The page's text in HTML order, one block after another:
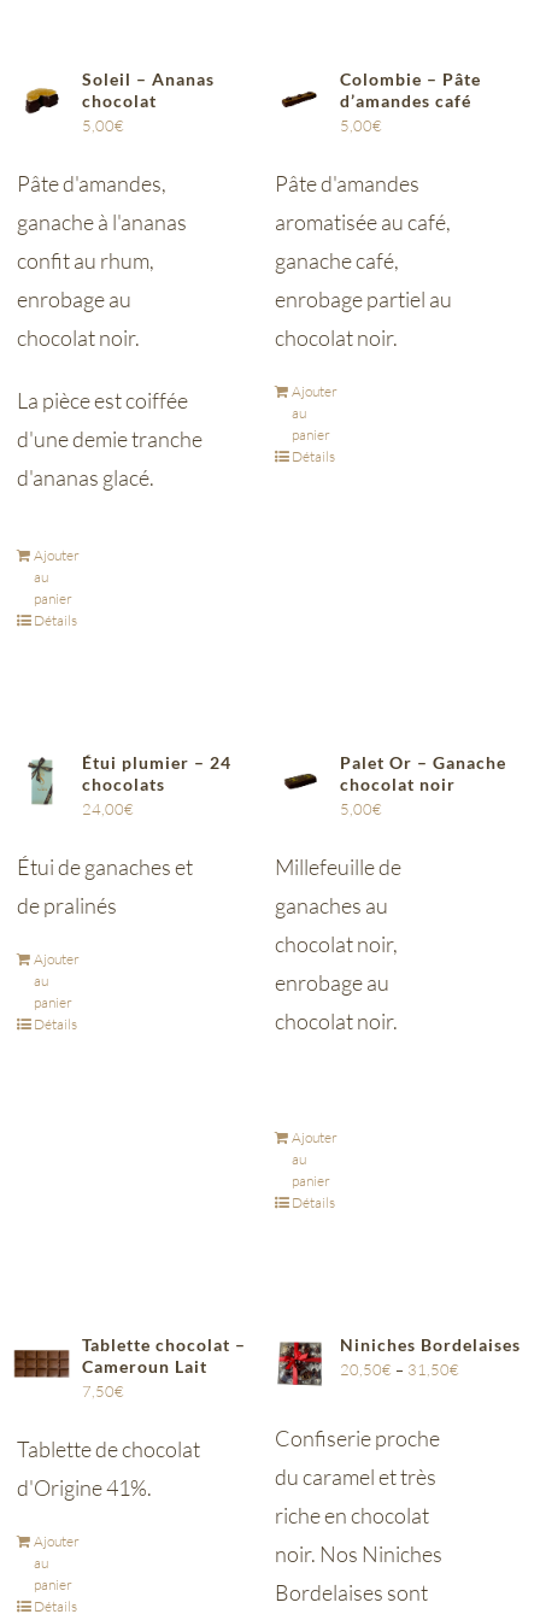
Soleil – Ananas
chocolat
5,00€
Pâte d'amandes,
ganache à l'ananas
confit au rhum,
enrobage au
chocolat noir.
La pièce est coiffée
d'une demie tranche
d'ananas glacé.
Ajouter
au
panier
Détails
Colombie – Pâte
d’amandes café
5,00€
Pâte d'amandes
aromatisée au café,
ganache café,
enrobage partiel au
chocolat noir.
Ajouter
au
panier
Détails
Étui plumier – 24
chocolats
24,00€
Étui de ganaches et
de pralinés
Ajouter
au
panier
Détails
Palet Or – Ganache
chocolat noir
5,00€
Millefeuille de
ganaches au
chocolat noir,
enrobage au
chocolat noir.
Ajouter
au
panier
Détails
Tablette chocolat –
Cameroun Lait
7,50€
Tablette de chocolat
d'Origine 41%.
Ajouter
au
panier
Détails
Niniches Bordelaises
20,50€ – 31,50€
Confiserie proche
du caramel et très
riche en chocolat
noir. Nos Niniches
Bordelaises sont